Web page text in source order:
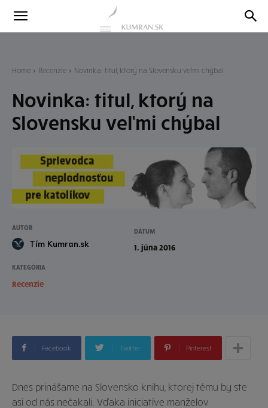
Kumran
Home Recenzie Novinka: titul, ktorý na Slovensku veľmi chýbal
Novinka: titul, ktorý na
Slovensku veľmi chýbal
AUTOR
Tím Kumran.sk
DÁTUM
1. júna 2016
KATEGÓRIA
Recenzie
Facebook Twitter Pinterest
Dnes prinášame na Slovensko knihu, ktorej tému by ste
asi od nás nečakali. Vďaka iniciatíve manželov